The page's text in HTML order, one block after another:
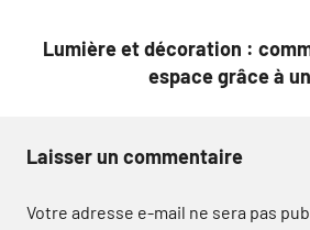
Lumière et décoration :
espace grâce à
Laisser un commentaire
Votre adresse e-mail ne sera pas